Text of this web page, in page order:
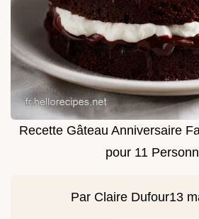
Recette Gâteau Anniversaire
pour 11
Par Claire Dufour13